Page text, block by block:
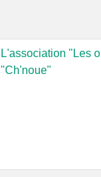
L'association "Les
"Ch'noue"